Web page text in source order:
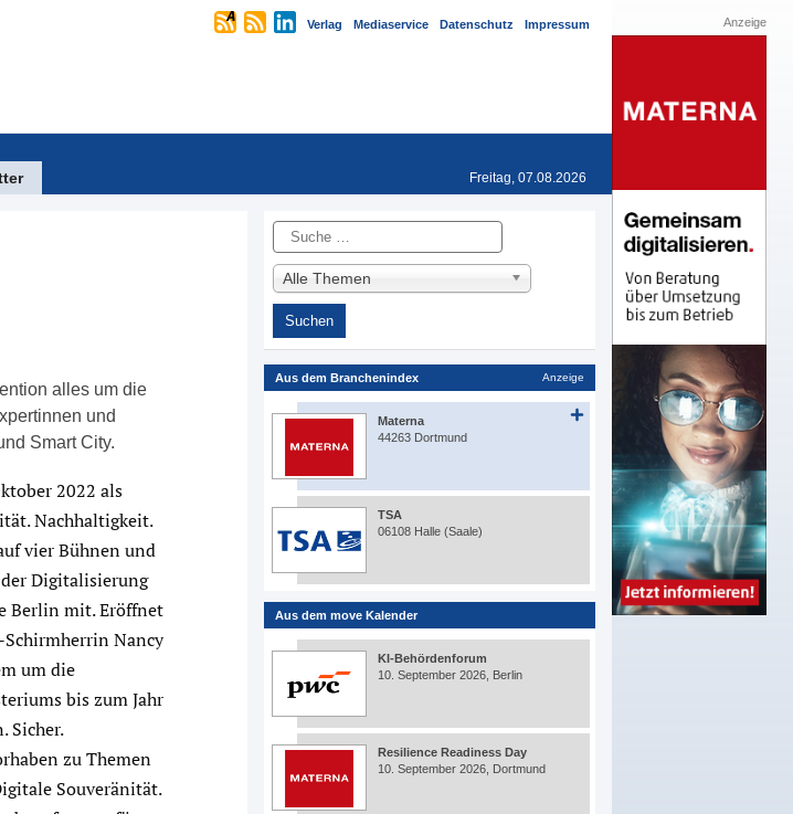
Verlag Mediaservice Datenschutz Impressum
Freitag, 07.08.2026
alles um die
und
Smart City.
2022 als
Nachhaltigkeit.
vier Bühnen und
Digitalisierung
Berlin mit. Eröffnet
Nancy
um die
bis zum Jahr
Sicher.
zu Themen
Souveränität.
Suche
Alle Themen
Aus dem Branchenindex Anzeige
Materna
44263 Dortmund
TSA
06108 Halle (Saale)
Aus dem move Kalender
KI-Behördenforum
10. September 2026, Berlin
Resilience Readiness Day
10. September 2026, Dortmund
Anzeige